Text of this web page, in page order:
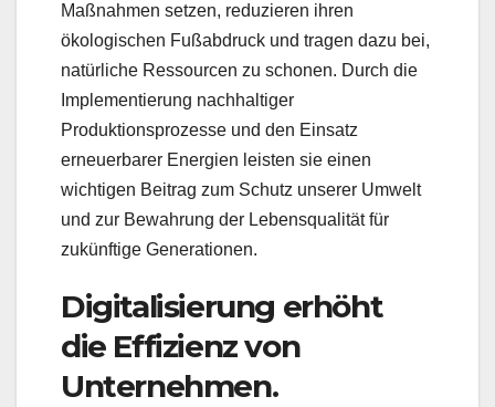
Maßnahmen setzen, reduzieren ihren
ökologischen Fußabdruck und tragen dazu bei,
natürliche Ressourcen zu schonen. Durch die
Implementierung nachhaltiger
Produktionsprozesse und den Einsatz
erneuerbarer Energien leisten sie einen
wichtigen Beitrag zum Schutz unserer Umwelt
und zur Bewahrung der Lebensqualität für
zukünftige Generationen.
Digitalisierung erhöht
die Effizienz von
Unternehmen.